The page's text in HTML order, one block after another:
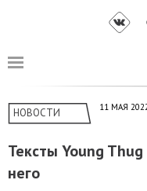
НОВОСТИ 11 МАЯ
Тексты Young
него